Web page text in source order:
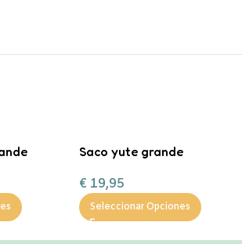
Saco yute grande
€ 19,95
Seleccionar Opciones